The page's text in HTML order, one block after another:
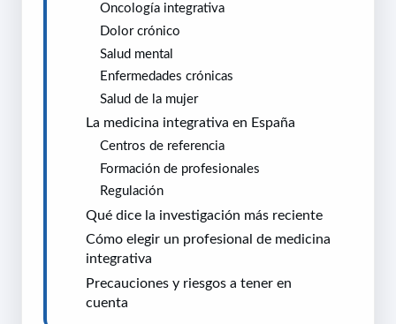
Oncología integrativa
Dolor crónico
Salud mental
Enfermedades crónicas
Salud de la mujer
La medicina integrativa en España
Centros de referencia
Formación de profesionales
Regulación
Qué dice la investigación más reciente
Cómo elegir un profesional de medicina
integrativa
Precauciones y riesgos a tener en
cuenta